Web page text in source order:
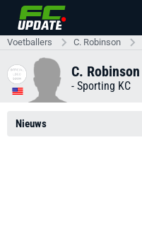
Voetballers C. Robinson
C. Robinson
- Sporting KC
Nieuws